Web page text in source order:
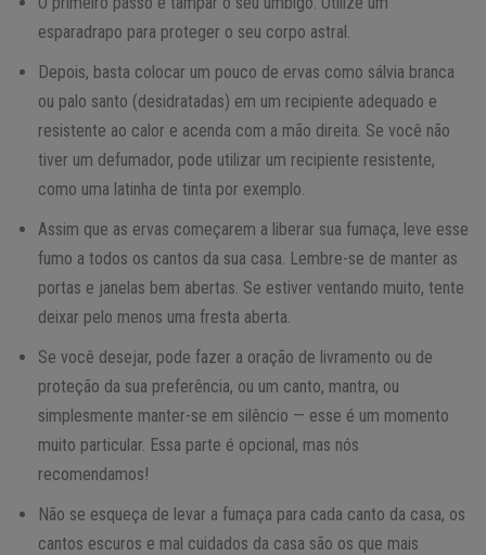
esparadrapo para proteger o seu corpo astral.
Depois, basta colocar um pouco de ervas como sálvia branca
ou palo santo (desidratadas) em um recipiente adequado e
resistente ao calor e acenda com a mão direita. Se você não
tiver um defumador, pode utilizar um recipiente resistente,
como uma latinha de tinta por exemplo.
Assim que as ervas começarem a liberar sua fumaça, leve esse
fumo a todos os cantos da sua casa. Lembre-se de manter as
portas e janelas bem abertas. Se estiver ventando muito, tente
deixar pelo menos uma fresta aberta.
Se você desejar, pode fazer a oração de livramento ou de
proteção da sua preferência, ou um canto, mantra, ou
simplesmente manter-se em silêncio — esse é um momento
muito particular. Essa parte é opcional, mas nós
recomendamos!
Não se esqueça de levar a fumaça para cada canto da casa, os
cantos escuros e mal cuidados da casa são os que mais